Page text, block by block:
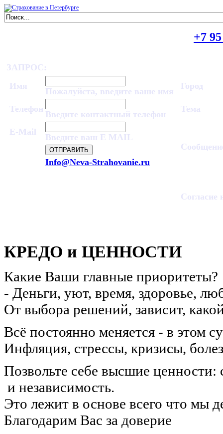
+7
ЗАПРОС:
Имя
Пожалуйста, введите ваше имя
Телефон
Введите контактный телефон
E-Mail
Введите ваш E MAIL
Info@Neva-Strahovanie.ru
Город
Тема
Согласие
КРЕДО и ЦЕННОСТИ
Какие Ваши главные приоритеты?
- Деньги, уют, время, здоровье,
От выбора решений, зависит,
Всё постоянно меняется - в этом
Инфляция, стрессы, кризисы,
Позвольте себе высшие ценности:
и независимость.
Это лежит в основе всего что мы
Благодарим Вас за доверие